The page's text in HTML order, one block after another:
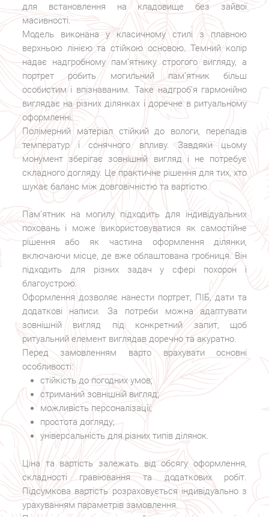
для встановлення на кладовище без зайвої
масивності.
Модель виконана у класичному стилі з плавною
верхньою лінією та стійкою основою. Темний колір
надає надгробному пам’ятнику строгого вигляду, а
портрет робить могильний пам’ятник більш
особистим і впізнаваним. Таке надгроб’я гармонійно
виглядає на різних ділянках і доречне в ритуальному
оформленні.
Полімерний матеріал стійкий до вологи, перепадів
температур і сонячного впливу. Завдяки цьому
монумент зберігає зовнішній вигляд і не потребує
складного догляду. Це практичне рішення для тих, хто
шукає баланс між довговічністю та вартістю.
Пам’ятник на могилу підходить для індивідуальних
поховань і може використовуватися як самостійне
рішення або як частина оформлення ділянки,
включаючи місце, де вже облаштована гробниця. Він
підходить для різних задач у сфері похорон і
благоустрою.
Оформлення дозволяє нанести портрет, ПІБ, дати та
додаткові написи. За потреби можна адаптувати
зовнішній вигляд під конкретний запит, щоб
ритуальний елемент виглядав доречно та акуратно.
Перед замовленням варто врахувати основні
особливості:
стійкість до погодних умов;
стриманий зовнішній вигляд;
можливість персоналізації;
простота догляду;
універсальність для різних типів ділянок.
Ціна та вартість залежать від обсягу оформлення,
складності гравіювання та додаткових робіт.
Підсумкова вартість розраховується індивідуально з
урахуванням параметрів замовлення.